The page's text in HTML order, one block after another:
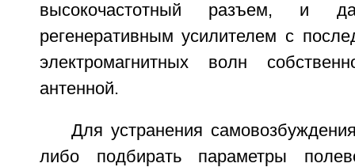
высокочастотный разъем, и
регенеративным усилителем с
электромагнитных волн
антенной.
Для устранения
либо подбирать параметры